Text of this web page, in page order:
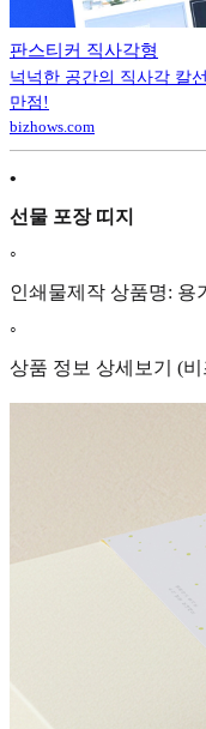
판스티커 직사각형
넉넉한 공간의 직사각 칼
만점!
bizhows.com
•
선물 포장 띠지
◦
인쇄물제작 상품명: 용
◦
상품 정보 상세보기 (